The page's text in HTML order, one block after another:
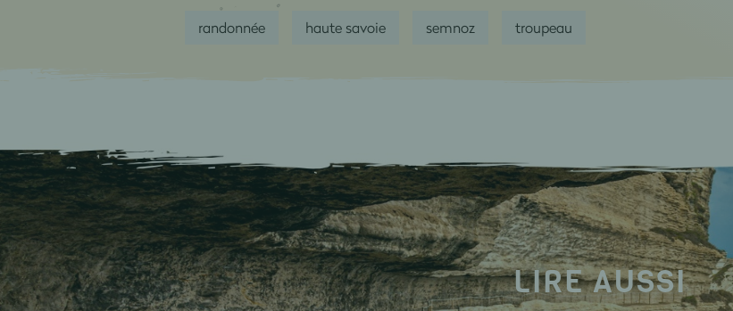
randonnée haute savoie semnoz troupeau
LIRE AUSSI